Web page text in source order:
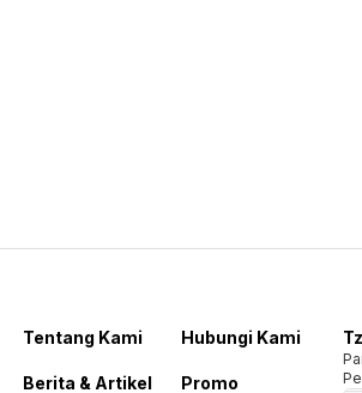
Tentang Kami Hubungi Kami
Berita & Artikel Promo